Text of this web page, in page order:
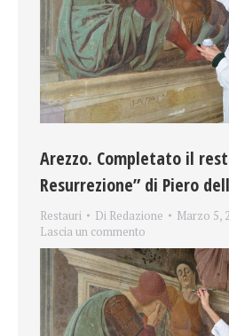
Arezzo. Completato il
Resurrezione” di Piero
Restauri Di Redazione
Marzo 5,
Lascia un commento